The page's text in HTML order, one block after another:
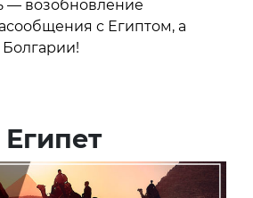
— возобновление
с Египтом, а
Египет